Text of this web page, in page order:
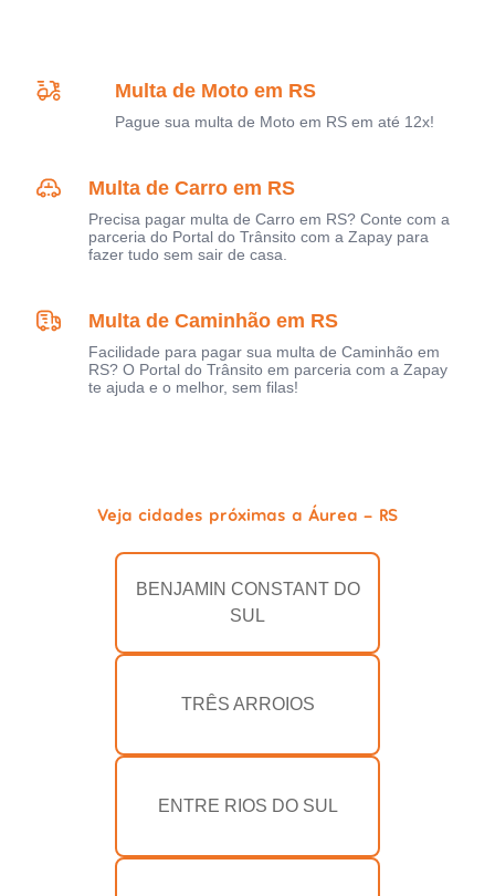
Multa de Moto em RS
Pague sua multa de Moto em RS em até 12x!
Multa de Carro em RS
Precisa pagar multa de Carro em RS? Conte com a
parceria do Portal do Trânsito com a Zapay para
fazer tudo sem sair de casa.
Multa de Caminhão em RS
Facilidade para pagar sua multa de Caminhão em
RS? O Portal do Trânsito em parceria com a Zapay
te ajuda e o melhor, sem filas!
Veja cidades próximas a Áurea - RS
BENJAMIN CONSTANT DO
SUL
TRÊS ARROIOS
ENTRE RIOS DO SUL